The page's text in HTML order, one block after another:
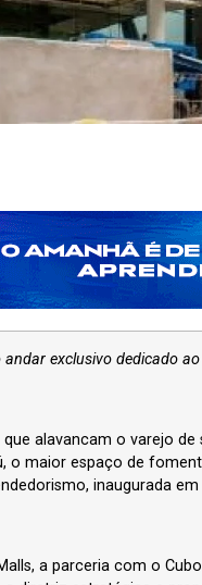
exclusivo dedicado
alavancam o varejo
o maior espaço de
inaugurada
a parceria com o